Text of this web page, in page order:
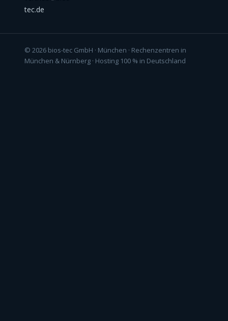
tec.de
© 2026 bios-tec GmbH · München · Rechenzentren in
München & Nürnberg · Hosting 100 % in Deutschland